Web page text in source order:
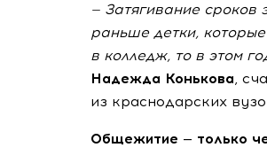
— Затягивание сроков
раньше детки,
в колледж, то в этом
Надежда Конькова,
из краснодарских
Общежитие — только